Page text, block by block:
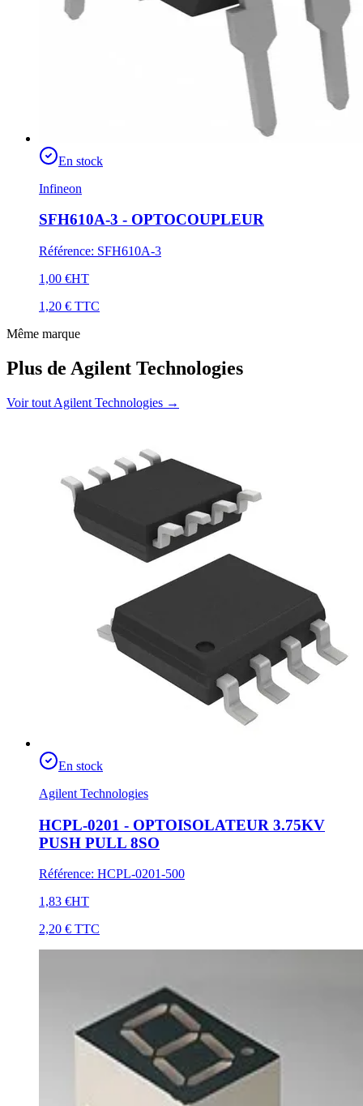
En stock
Infineon
SFH610A-3 - OPTOCOUPLEUR
Référence: SFH610A-3
1,00 €HT
1,20 € TTC
Même marque
Plus de Agilent Technologies
Voir tout Agilent Technologies →
En stock
Agilent Technologies
HCPL-0201 - OPTOISOLATEUR 3.75KV
PUSH PULL 8SO
Référence: HCPL-0201-500
1,83 €HT
2,20 € TTC